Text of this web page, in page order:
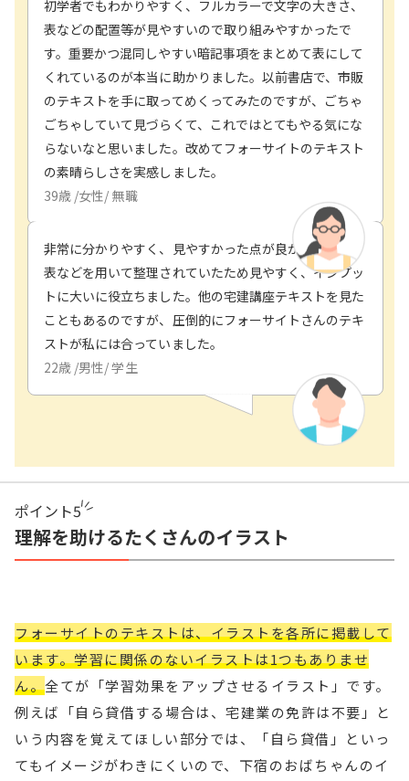
初学者でもわかりやすく、フルカラーで文字の大きさ、
表などの配置等が見やすいので取り組みやすかったで
す。重要かつ混同しやすい暗記事項をまとめて表にして
くれているのが本当に助かりました。以前書店で、市販
のテキストを手に取ってめくってみたのですが、ごちゃ
ごちゃしていて見づらくて、これではとてもやる気にな
らないなと思いました。改めてフォーサイトのテキスト
の素晴らしさを実感しました。
39歳 /女性/ 無職
非常に分かりやすく、見やすかった点が良かったです。
表などを用いて整理されていたため見やすく、インプッ
トに大いに役立ちました。他の宅建講座テキストを見た
こともあるのですが、圧倒的にフォーサイトさんのテキ
ストが私には合っていました。
22歳 /男性/学生
ポイント5
理解を助けるたくさんのイラスト
フォーサイトのテキストは、イラストを各所に掲載して
います。学習に関係のないイラストは1つもありませ
ん。全てが「学習効果をアップさせるイラスト」です。
例えば「自ら貸借する場合は、宅建業の免許は不要」と
いう内容を覚えてほしい部分では、「自ら貸借」といっ
てもイメージがわきにくいので、下宿のおばちゃんのイ